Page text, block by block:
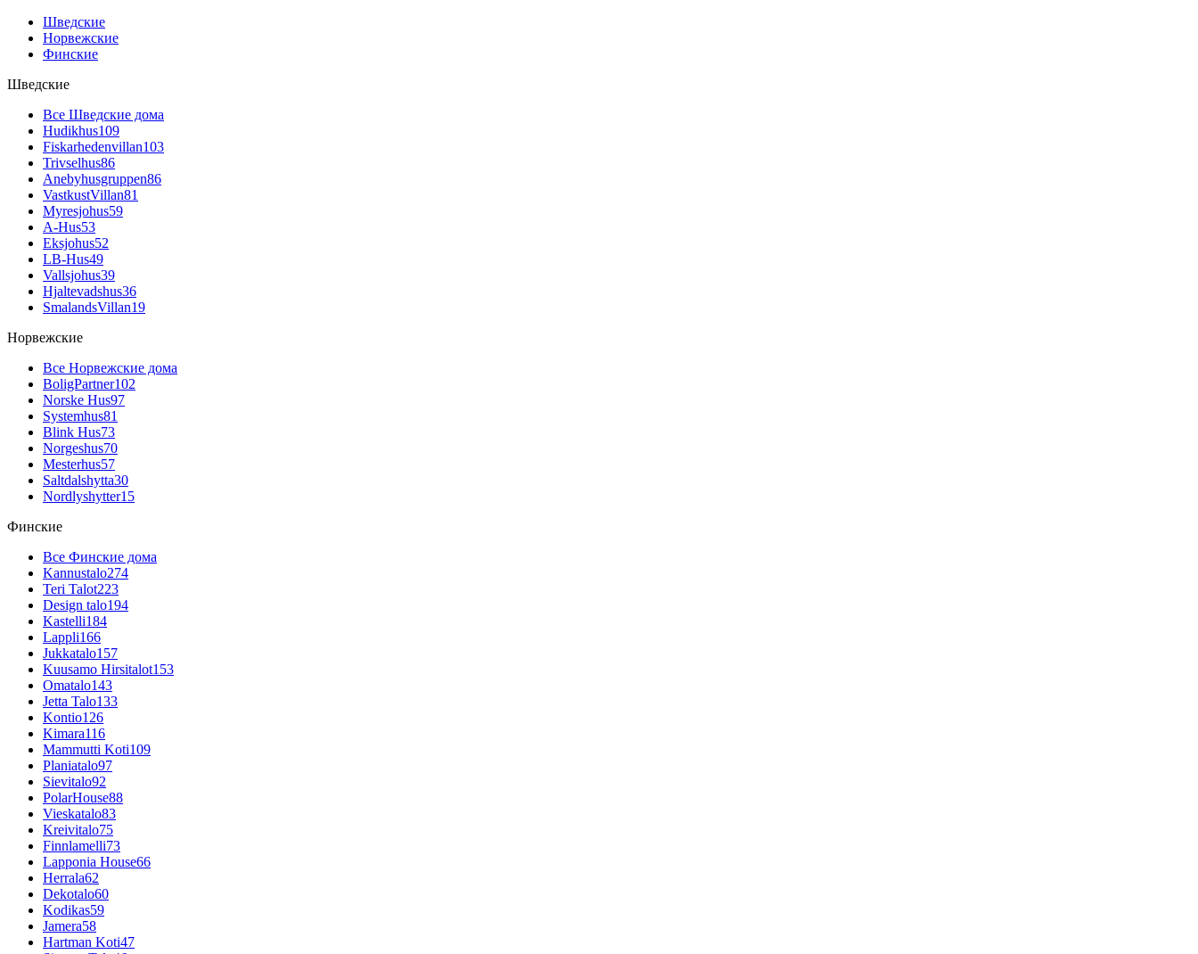
Шведские
Норвежские
Финские
Шведские
Все Шведские дома
Hudikhus109
Fiskarhedenvillan103
Trivselhus86
Anebyhusgruppen86
VastkustVillan81
Myresjohus59
A-Hus53
Eksjohus52
LB-Hus49
Vallsjohus39
Hjaltevadshus36
SmalandsVillan19
Норвежские
Все Норвежские дома
BoligPartner102
Norske Hus97
Systemhus81
Blink Hus73
Norgeshus70
Mesterhus57
Saltdalshytta30
Nordlyshytter15
Финские
Все Финские дома
Kannustalo274
Teri Talot223
Design talo194
Kastelli184
Lappli166
Jukkatalo157
Kuusamo Hirsitalot153
Omatalo143
Jetta Talo133
Kontio126
Kimara116
Mammutti Koti109
Planiatalo97
Sievitalo92
PolarHouse88
Vieskatalo83
Kreivitalo75
Finnlamelli73
Lapponia House66
Herrala62
Dekotalo60
Kodikas59
Jamera58
Hartman Koti47